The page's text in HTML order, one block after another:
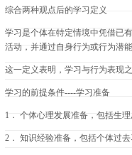
综合两种观点后的学习定义
学习是个体在特定情境中凭借已
活动，并通过自身行为或行为潜
这一定义表明，学习与行为表现
学习的前提条件----学习准备
1． 个体心理发展准备，包括生理
2． 知识经验准备，包括个体过